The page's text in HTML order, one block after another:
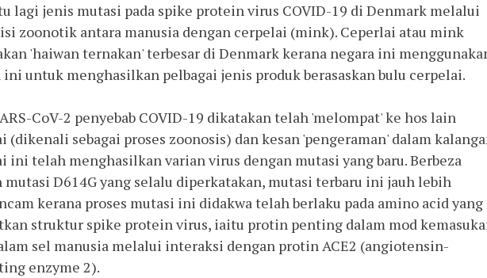
lagi jenis mutasi pada spike protein virus COVID-19 di Denmark melalui
zoonotik antara manusia dengan cerpelai (mink). Ceperlai atau mink
'haiwan ternakan' terbesar di Denmark kerana negara ini
untuk menghasilkan pelbagai jenis produk berasaskan bulu cerpelai.
CoV-2 penyebab COVID-19 dikatakan telah 'melompat' ke hos lain
(dikenali sebagai proses zoonosis) dan kesan 'pengeraman' dalam
ini telah menghasilkan varian virus dengan mutasi yang baru. Berbeza
mutasi D614G yang selalu diperkatakan, mutasi terbaru ini jauh lebih
kerana proses mutasi ini didakwa telah berlaku pada amino acid yang
struktur spike protein virus, iaitu protin penting dalam mod
sel manusia melalui interaksi dengan protin ACE2 (angiotensin-
enzyme 2).